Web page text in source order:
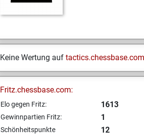
Keine Wertung auf tactics.chessbase.com
Fritz.chessbase.com:
Elo gegen Fritz: 1613
Gewinnpartien Fritz: 1
Schönheitspunkte
12